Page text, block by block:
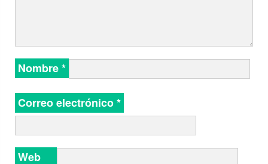
Nombre*
Correo electrónico*
Web